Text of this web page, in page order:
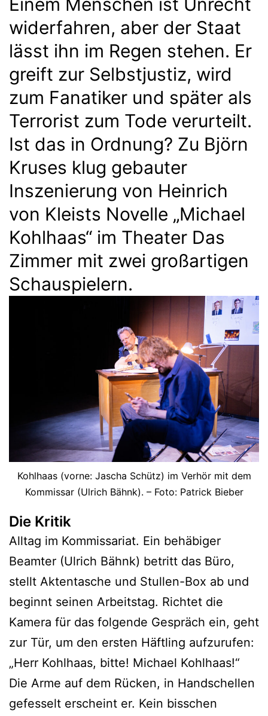
widerfahren, aber der Staat
lässt ihn im Regen stehen. Er
greift zur Selbstjustiz, wird
zum Fanatiker und später als
Terrorist zum Tode verurteilt.
Ist das in Ordnung? Zu Björn
Kruses klug gebauter
Inszenierung von Heinrich
von Kleists Novelle „Michael
Kohlhaas“ im Theater Das
Zimmer mit zwei großartigen
Schauspielern.
Kohlhaas (vorne: Jascha Schütz) im Verhör mit dem
Kommissar (Ulrich Bähnk). – Foto: Patrick Bieber
Die Kritik
Alltag im Kommissariat. Ein behäbiger
Beamter (Ulrich Bähnk) betritt das Büro,
stellt Aktentasche und Stullen-Box ab und
beginnt seinen Arbeitstag. Richtet die
Kamera für das folgende Gespräch ein, geht
zur Tür, um den ersten Häftling aufzurufen:
„Herr Kohlhaas, bitte! Michael Kohlhaas!“
Die Arme auf dem Rücken, in Handschellen
gefesselt erscheint er. Kein bisschen